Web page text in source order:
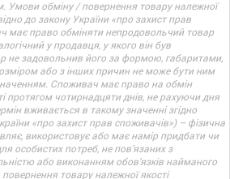
Умови обміну / повернення товару належної
до закону України «про захист прав
має право обміняти непродовольчий товар
у продавця, у якого він був
не задовольнив його за формою, габаритами,
або з інших причин не може бути ним
Споживач має право на обмін
протягом чотирнадцяти днів, не рахуючи дня
вживається в такому значенні згідно
«про захист прав споживачів») – фізична
використовує або має намір придбати чи
особистих потреб, не пов’язаних з
або виконанням обов’язків найманого
товару належної якості